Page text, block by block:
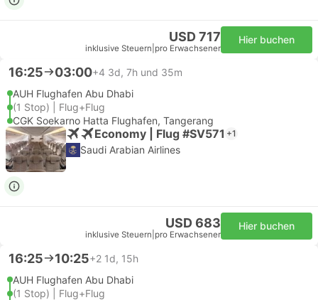
USD 717
inklusive Steuern pro Erwachsener
Hier buchen
16:25 03:00+4 3d, 7h und 35m
AUH Flughafen Abu Dhabi
(1 Stop) | Flug+Flug
CGK Soekarno Hatta Flughafen, Tangerang
Economy | Flug #SV571 +1
Saudi Arabian Airlines
USD 683
inklusive Steuern pro Erwachsener
Hier buchen
16:25 10:25+2 1d, 15h
AUH Flughafen Abu Dhabi
(1 Stop) | Flug+Flug